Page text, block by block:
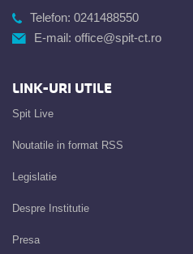
Telefon: 0241488550
E-mail: office@spit-ct.ro
LINK-URI UTILE
Spit Live
Noutatile in format RSS
Legislatie
Despre Institutie
Presa